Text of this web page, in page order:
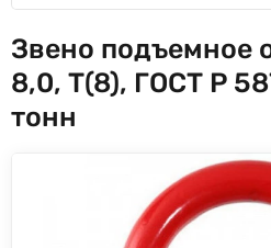
Звено подъемное
8,0, T(8), ГОСТ Р
тонн